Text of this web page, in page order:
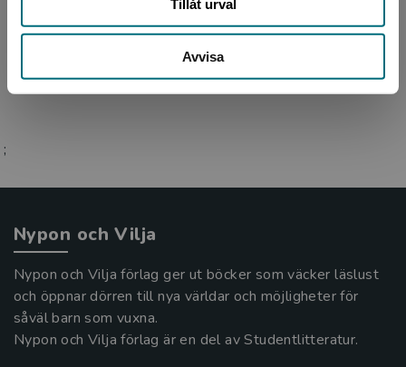
Tillåt urval
Avvisa
arbetat som förlagsredaktör, radioproducent
;
Nypon och Vilja
Nypon och Vilja förlag ger ut böcker som väcker läslust
och öppnar dörren till nya världar och möjligheter för
såväl barn som vuxna.
Nypon och Vilja förlag är en del av Studentlitteratur.